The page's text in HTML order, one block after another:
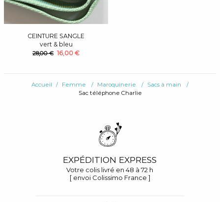
CEINTURE SANGLE
vert & bleu
28,00 € 16,00 €
Accueil Femme Maroquinerie
Sacs à main
Sac téléphone Charlie
EXPÉDITION EXPRESS
Votre colis livré en 48 à 72 h
[ envoi Colissimo France ]